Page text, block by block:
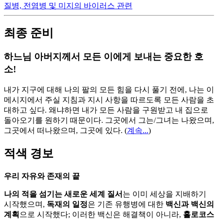
질병, 전염병 및 미지의 바이러스 관련
최종 준비
하느님 아버지께서 모든 이에게 보내는 중요한 호
소!
내가 지구에 대해 나의 팔의 모든 힘을 다시 풀기 전에, 나는 이
메시지에서 주실 지침과 지시 사항을 따르도록 모든 사람을 초
대하고 싶다. 왜냐하면 내가 모든 사람을 구원받고 내 집으로
돌아오기를 원하기 때문이다. 그곳에서 그는/그녀는 나왔으며,
그곳에서 떠나왔으며, 그곳에 있다. (계속...)
적색 경보
우리 자유와 존재의 끝
나의 적을 섬기는 새로운 세계 질서 는 이미 세상을 지배하기
시작했으며, 독재의 일정은 기존 유행병에 대한 백신과 백신의
계획 으로 시작했다; 이러한 백신은 해결책이 아니라, 홀로코스